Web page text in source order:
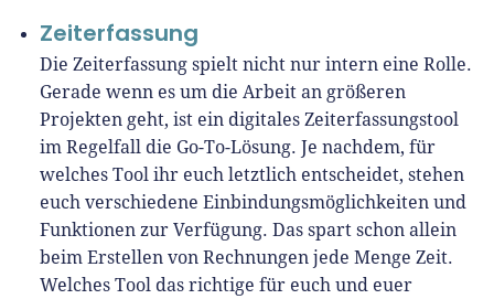
Zeiterfassung
Die Zeiterfassung spielt nicht nur intern eine Rolle.
Gerade wenn es um die Arbeit an größeren
Projekten geht, ist ein digitales Zeiterfassungstool
im Regelfall die Go-To-Lösung. Je nachdem, für
welches Tool ihr euch letztlich entscheidet, stehen
euch verschiedene Einbindungsmöglichkeiten und
Funktionen zur Verfügung. Das spart schon allein
beim Erstellen von Rechnungen jede Menge Zeit.
Welches Tool das richtige für euch und euer